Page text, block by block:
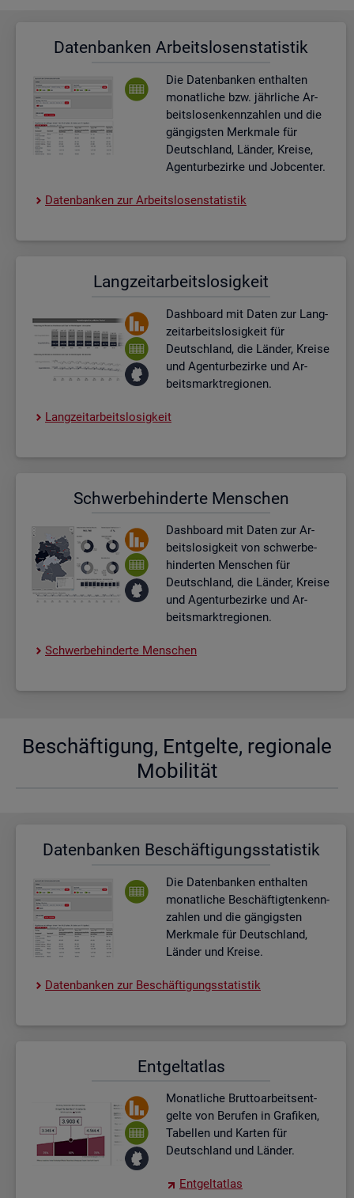
Da­ten­ban­ken Ar­beits­lo­sen­sta­tis­tik
Die Da­ten­ban­ken ent­hal­ten
mo­nat­li­che bzw. jähr­li­che Ar­
beits­lo­sen­kenn­zah­len und die
gän­gigs­ten Merk­ma­le für
Deutsch­land, Län­der, Krei­se,
Agen­tur­be­zir­ke und Job­cen­ter.
Da­ten­ban­ken zur Ar­beits­lo­sen­sta­tis­tik
Lang­zeit­ar­beits­lo­sig­keit
Dash­board mit Daten zur Lang­
zeit­ar­beits­lo­sig­keit für
Deutsch­land, die Län­der, Krei­se
und Agen­tur­be­zir­ke und Ar­
beits­markt­re­gio­nen.
Lang­zeit­ar­beits­lo­sig­keit
Schwer­be­hin­der­te Men­schen
Dash­board mit Daten zur Ar­
beits­lo­sig­keit von schwer­be­
hin­der­ten Men­schen für
Deutsch­land, die Län­der, Krei­se
und Agen­tur­be­zir­ke und Ar­
beits­markt­re­gio­nen.
Schwer­be­hin­der­te Men­schen
Be­schäf­ti­gung, Ent­gel­te, re­gio­na­le
Mo­bi­li­tät
Da­ten­ban­ken Be­schäf­ti­gungs­sta­tis­tik
Die Da­ten­ban­ken ent­hal­ten
mo­nat­li­che Be­schäf­tig­ten­kenn­
zah­len und die gän­gigs­ten
Merk­ma­le für Deutsch­land,
Län­der und Krei­se.
Da­ten­ban­ken zur Be­schäf­ti­gungs­sta­tis­tik
Ent­gel­t­at­las
Mo­nat­li­che Brut­to­ar­beits­ent­
gel­te von Be­ru­fen in Gra­fi­ken,
Ta­bel­len und Kar­ten für
Deutsch­land und Län­der.
Ent­gel­t­at­las